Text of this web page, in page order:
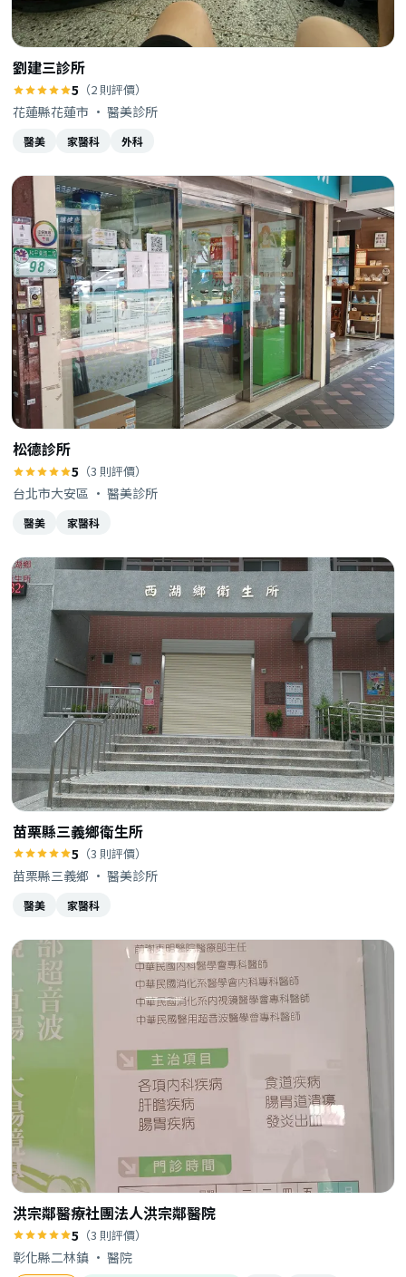
劉建三診所
5 （2 則評價）
花蓮縣花蓮市 · 醫美診所
醫美 家醫科 外科
松德診所
5 （3 則評價）
台北市大安區 · 醫美診所
醫美 家醫科
苗栗縣三義鄉衛生所
5 （3 則評價）
苗栗縣三義鄉 · 醫美診所
醫美 家醫科
洪宗鄰醫療社團法人洪宗鄰醫院
5 （3 則評價）
彰化縣二林鎮 · 醫院